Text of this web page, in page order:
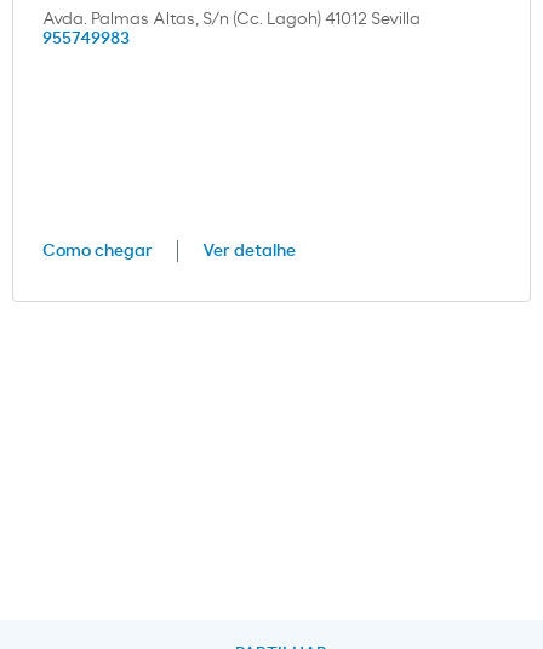
Avda. Palmas Altas, S/n (Cc. Lagoh) 41012 Sevilla
955749983
Como chegar Ver detalhe